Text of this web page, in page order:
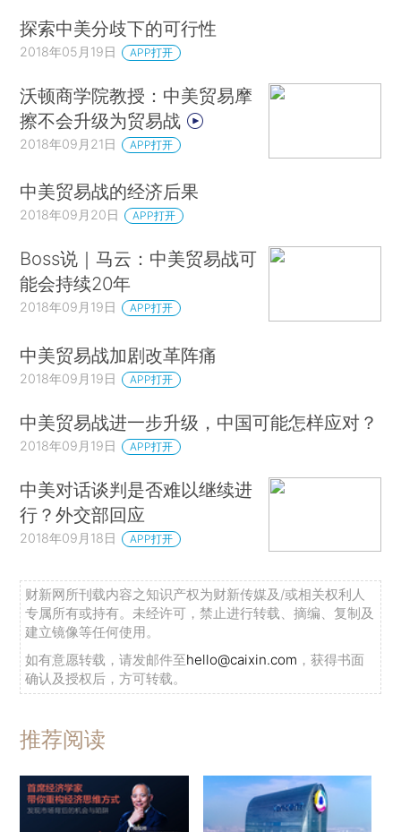
探索中美分歧下的可行性
2018年05月19日 APP打开
沃顿商学院教授：中美贸易摩
擦不会升级为贸易战
2018年09月21日 APP打开
中美贸易战的经济后果
2018年09月20日 APP打开
Boss说｜马云：中美贸易战可
能会持续20年
2018年09月19日 APP打开
中美贸易战加剧改革阵痛
2018年09月19日 APP打开
中美贸易战进一步升级，中国可能怎样应对？
2018年09月19日 APP打开
中美对话谈判是否难以继续进
行？外交部回应
2018年09月18日 APP打开
财新网所刊载内容之知识产权为财新传媒及/或相关权利人
专属所有或持有。未经许可，禁止进行转载、摘编、复制及
建立镜像等任何使用。
如有意愿转载，请发邮件至hello@caixin.com ，获得书面
确认及授权后，方可转载。
推荐阅读